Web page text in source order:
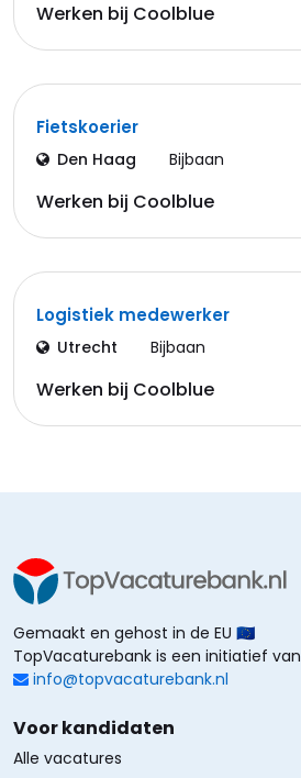
Werken bij Coolblue
Fietskoerier
Den Haag Bijbaan
Werken bij Coolblue
Logistiek medewerker
Utrecht Bijbaan
Werken bij Coolblue
Gemaakt en gehost in de EU 🇪🇺
TopVacaturebank is een initiatief van
info@topvacaturebank.nl
Voor kandidaten
Alle vacatures